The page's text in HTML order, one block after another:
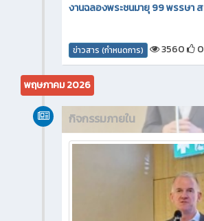
งานฉลองพระชนมายุ 99 พรรษา
ข่าวสาร (กำหนดการ) 3560 0
พฤษภาคม 2026
กิจกรรมภายใน